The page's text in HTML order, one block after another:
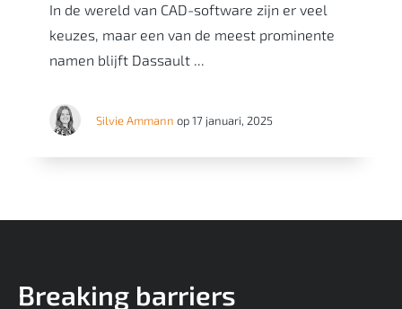
In de wereld van CAD-software zijn er veel
keuzes, maar een van de meest prominente
namen blijft Dassault ...
Silvie Ammann op 17 januari, 2025
Breaking barriers